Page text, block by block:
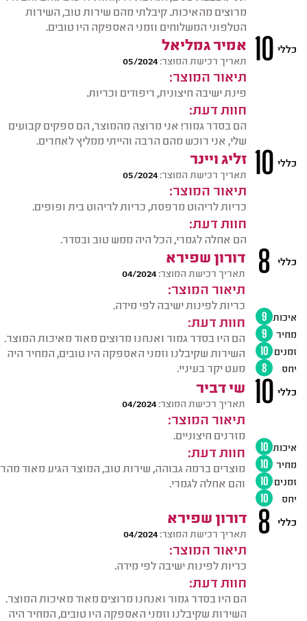
מרוצים מהאיכות. קיבלתי מהם שירות טוב, השירות
הטלפוני המשלוחים וזמני האספקה היו טובים.
אמיר גמליאל
תאריך רכישת המוצר:05/2024
תיאור המוצר:
פינת ישיבה חיצונית, ריפודים וכריות.
חוות דעת:
הם בסדר גמור! אני מרוצה מהמוצר, הם ספקים קבועים
שלי, אני רוכש מהם הרבה והייתי ממליץ לאחרים.
10 כללי
זליג ויינר
תאריך רכישת המוצר:05/2024
תיאור המוצר:
כריות לריהוט מרפסת, כריות לריהוט בית ופופים.
חוות דעת:
הם אחלה לגמרי, הכל היה ממש טוב ובסדר.
10 כללי
דורון שפירא
תאריך רכישת המוצר:04/2024
תיאור המוצר:
כריות לפינות ישיבה לפי מידה.
חוות דעת:
הם היו בסדר גמור ואנחנו מרוצים מאוד מאיכות המוצר.
השירות שקיבלנו וזמני האספקה היו טובים, המחיר היה
מעט יקר בעיניי.
8 כללי
איכות 9
מחיר
9
זמנים 10
יחס
8
שי דביר
תאריך רכישת המוצר:04/2024
תיאור המוצר:
מזרנים חיצוניים.
חוות דעת:
מוצרים ברמה גבוהה, שירות טוב, המוצר הגיע מאוד מהר
והם אחלה לגמרי.
10 כללי
איכות 10
מחיר
10
זמנים 10
יחס
10
דורון שפירא
תאריך רכישת המוצר:04/2024
תיאור המוצר:
כריות לפינות ישיבה לפי מידה.
חוות דעת:
הם היו בסדר גמור ואנחנו מרוצים מאוד מאיכות המוצר.
השירות שקיבלנו וזמני האספקה היו טובים, המחיר היה
8 כללי